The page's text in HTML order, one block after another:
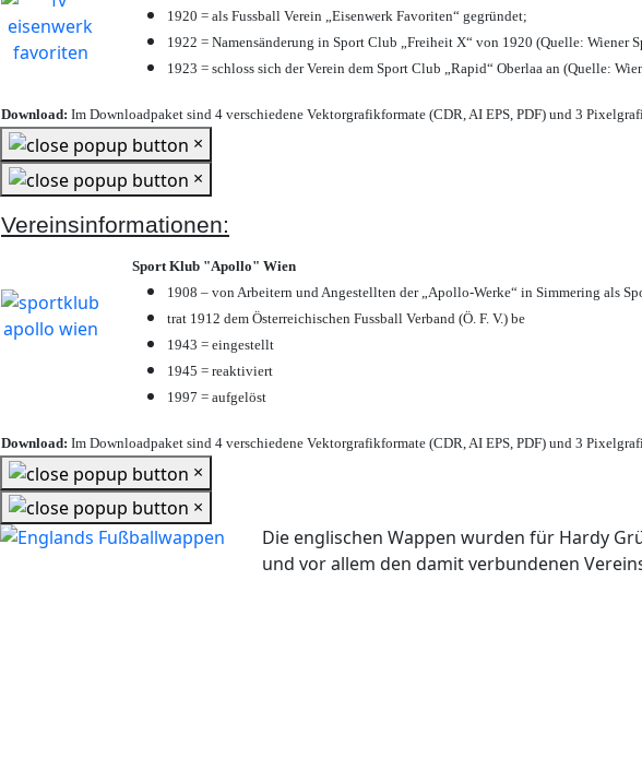
1920 = als Fussball Verein „Eisenwerk Favoriten“ gegründet;
1922 = Namensänderung in Sport Club „Freiheit X“ von 1920 (Quelle: Wiener
1923 = schloss sich der Verein dem Sport Club „Rapid“ Oberlaa an (Quelle:
Download: Im Downloadpaket sind 4 verschiedene Vektorgrafikformate (CDR, AI EPS, PDF) und 3
×
×
Vereinsinformationen:
Sport Klub "Apollo" Wien
1908 – von Arbeitern und Angestellten der „Apollo-Werke“ in Simmering als
trat 1912 dem Österreichischen Fussball Verband (Ö. F. V.) be
1943 = eingestellt
1945 = reaktiviert
1997 = aufgelöst
Download: Im Downloadpaket sind 4 verschiedene Vektorgrafikformate (CDR, AI EPS, PDF) und 3
×
×
Die englischen Wappen wurden für Hardy
und vor allem den damit verbundenen